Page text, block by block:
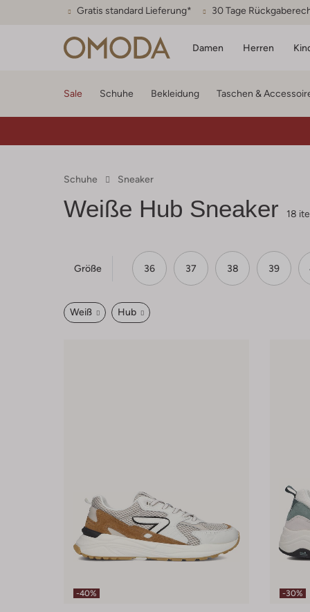
Gratis standard Lieferung* 30 Tage
Damen Herren
Sale Schuhe Bekleidung Taschen &
Schuhe Sneaker
Weiße Hub Sneaker 18
Größe 36 37 38 39
Weiß Hub
-40% -30%